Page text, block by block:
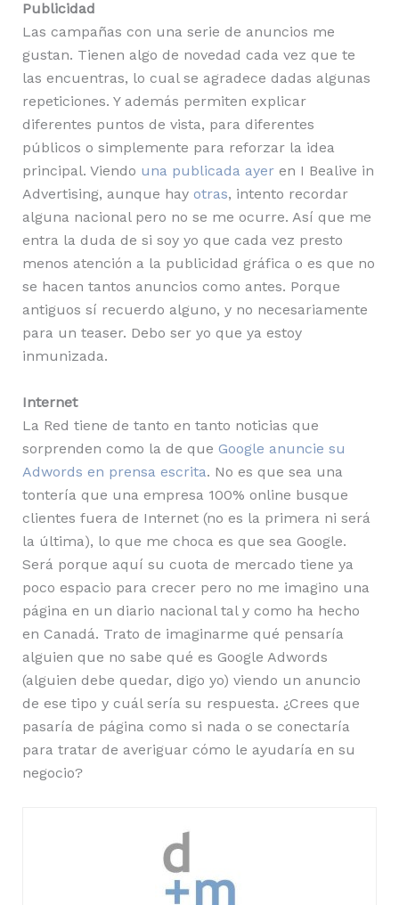
Publicidad
Las campañas con una serie de anuncios me
gustan. Tienen algo de novedad cada vez que te
las encuentras, lo cual se agradece dadas algunas
repeticiones. Y además permiten explicar
diferentes puntos de vista, para diferentes
públicos o simplemente para reforzar la idea
principal. Viendo una publicada ayeren I Bealive in
Advertising, aunque hay otras, intento recordar
alguna nacional pero no se me ocurre. Así que me
entra la duda de si soy yo que cada vez presto
menos atención a la publicidad gráfica o es que no
se hacen tantos anuncios como antes. Porque
antiguos sí recuerdo alguno, y no necesariamente
para un teaser. Debo ser yo que ya estoy
inmunizada.
Internet
La Red tiene de tanto en tanto noticias que
sorprenden como la de que Google anuncie su
Adwords en prensa escrita. No es que sea una
tontería que una empresa 100% online busque
clientes fuera de Internet (no es la primera ni será
la última), lo que me choca es que sea Google.
Será porque aquí su cuota de mercado tiene ya
poco espacio para crecer pero no me imagino una
página en un diario nacional tal y como ha hecho
en Canadá. Trato de imaginarme qué pensaría
alguien que no sabe qué es Google Adwords
(alguien debe quedar, digo yo) viendo un anuncio
de ese tipo y cuál sería su respuesta. ¿Crees que
pasaría de página como si nada o se conectaría
para tratar de averiguar cómo le ayudaría en su
negocio?